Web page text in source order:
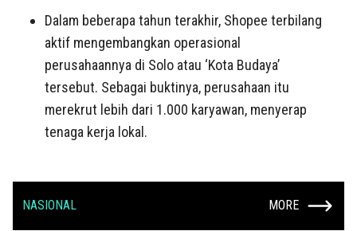
Dalam beberapa tahun terakhir, Shopee terbilang
aktif mengembangkan operasional
perusahaannya di Solo atau ‘Kota Budaya’
tersebut. Sebagai buktinya, perusahaan itu
merekrut lebih dari 1.000 karyawan, menyerap
tenaga kerja lokal.
NASIONAL MORE